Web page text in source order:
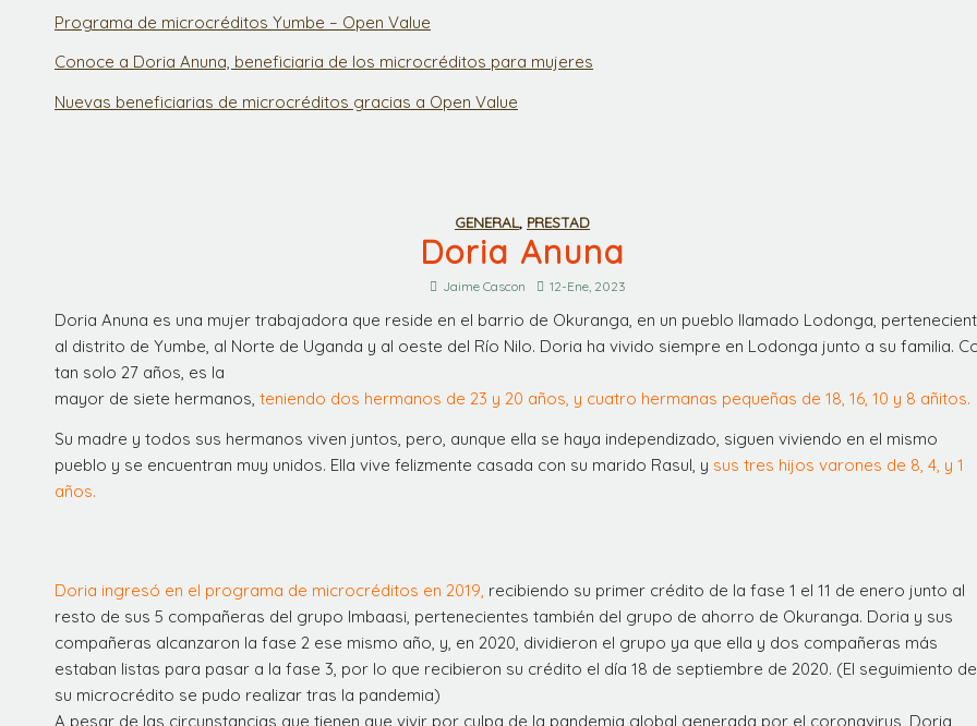
Programa de microcréditos Yumbe – Open Value
Conoce a Doria Anuna, beneficiaria de los microcréditos para mujeres
Nuevas beneficiarias de microcréditos gracias a Open Value
GENERAL, PRESTAD
Doria Anuna
Jaime Cascon 12-Ene, 2023
Doria Anuna es una mujer trabajadora que reside en el barrio de Okuranga, en un pueblo llamado Lodonga,
al distrito de Yumbe, al Norte de Uganda y al oeste del Río Nilo. Doria ha vivido siempre en Lodonga junto a su familia.
tan solo 27 años, es la
mayor de siete hermanos, teniendo dos hermanos de 23 y 20 años, y cuatro hermanas pequeñas de 18, 16, 10 y 8 añitos.
Su madre y todos sus hermanos viven juntos, pero, aunque ella se haya independizado, siguen viviendo en el mismo
pueblo y se encuentran muy unidos. Ella vive felizmente casada con su marido Rasul, y sus tres hijos varones de 8, 4, y 1
años.
Doria ingresó en el programa de microcréditos en 2019, recibiendo su primer crédito de la fase 1 el 11 de enero junto al
resto de sus 5 compañeras del grupo Imbaasi, pertenecientes también del grupo de ahorro de Okuranga. Doria y sus
compañeras alcanzaron la fase 2 ese mismo año, y, en 2020, dividieron el grupo ya que ella y dos compañeras más
estaban listas para pasar a la fase 3, por lo que recibieron su crédito el día 18 de septiembre de 2020. (El seguimiento de
su microcrédito se pudo realizar tras la pandemia)
A pesar de las circunstancias que tienen que vivir por culpa de la pandemia global generada por el coronavirus, Doria